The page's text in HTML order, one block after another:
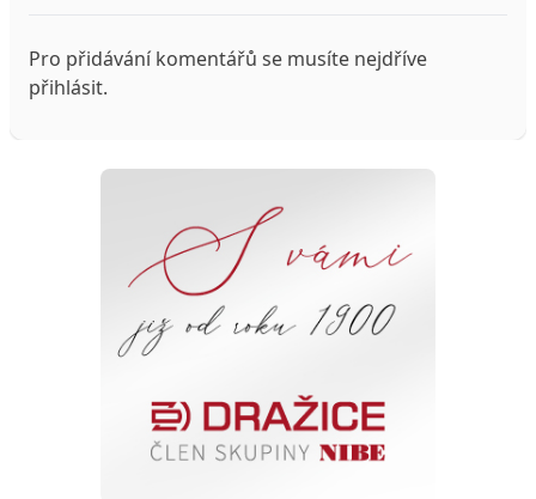
Pro přidávání komentářů se musíte nejdříve
přihlásit.